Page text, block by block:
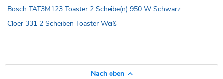
Bosch TAT3M123 Toaster 2 Scheibe(n) 950 W Schwarz
Cloer 331 2 Scheiben Toaster Weiß
Nach oben